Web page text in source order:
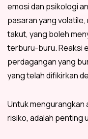
emosi dan psikologi
pasaran yang
takut, yang boleh
terburu-buru. Reaksi
perdagangan yang
yang telah difikirkan
Untuk mengurangkan
risiko, adalah penting